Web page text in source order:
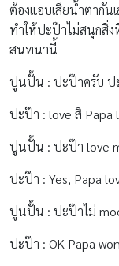
ต้องแอบเสียน้ำตากัน
ทำให้ปะป๊าไม่สนุกสิ่
สนทนานี้
ปูนปั้น : ปะป๊าครับ ป
ปะป๊า : love สิ Papa
ปูนปั้น : ปะป๊า love
ปะป๊า : Yes, Papa
ปูนปั้น : ปะป๊าไม่
ปะป๊า : OK Papa